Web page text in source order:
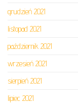
grudzień 2021
listopad 2021
październik 2021
wrzesień 2021
sierpień 2021
lipiec 2021